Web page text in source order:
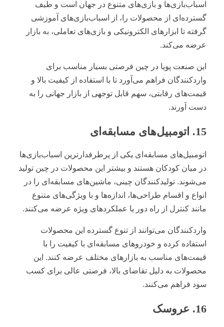
اسباب‌بازی‌ها و بازی‌های متنوع در جهان است و طیف
گسترده‌ای از محصولات را، از اسباب‌بازی‌های آموزشی
گرفته تا ابزارهای الکترونیکی و بازی‌های تعاملی، به بازار
عرضه می‌کند.
این صنعت پویا در چین فرصتی بسیار مناسب برای
واردکنندگان فراهم می‌آورد تا با استفاده از کیفیت بالا و
قیمت‌های رقابتی، سهم قابل توجهی از بازار جهانی را به
دست آورند.
15. اتومبیل‌های مسابقه‌ای
اتومبیل‌های مسابقه‌ای یکی از پرطرفدارترین اسباب‌بازی‌ها
در میان کودکان هستند و بیشتر این محصولات در چین تولید
می‌شوند. تولیدکنندگان چینی، ماشین‌های مسابقه‌ای را در
انواع و اقسام طراحی‌ها، اندازه‌ها و با ویژگی‌های متنوع
مانند کنترل از راه دور یا عملکردهای ویژه عرضه می‌کنند.
واردکنندگان می‌توانند از تنوع گسترده این محصولات
استفاده کرده و خودروهای مسابقه‌ای با کیفیت را با
قیمت‌های مناسب به بازارهای مختلف عرضه کنند. این
محصولات به دلیل تقاضای بالا، فرصتی عالی برای کسب
سود فراهم می‌کنند.
16. عروسک